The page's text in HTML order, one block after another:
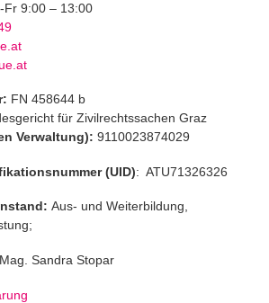
Fr 9:00 – 13:00
FN 458644 b
für Zivilrechtssachen Graz
Verwaltung): 9110023874029
(UID): ATU71326326
Aus- und Weiterbildung,
Mag. Sandra Stopar